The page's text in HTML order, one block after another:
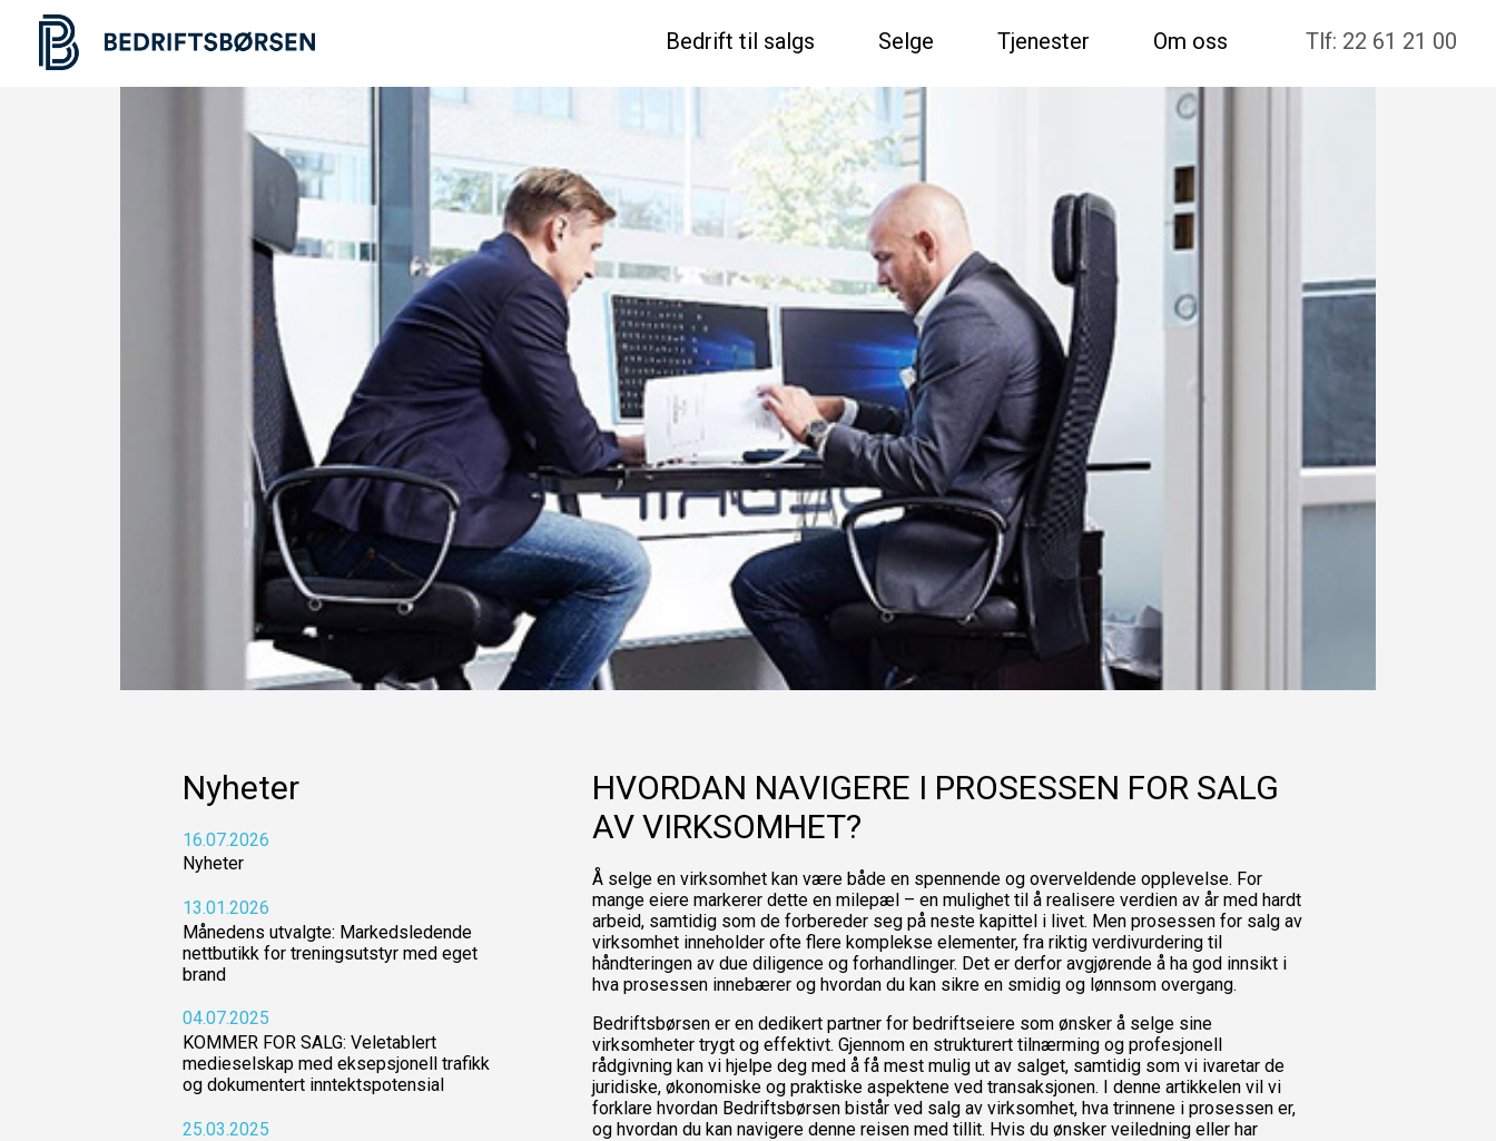
Bedrift til salgs Selge Tjenester Om oss Tlf: 22 61 21 00
Nyheter
16.07.2026
Nyheter
13.01.2026
Månedens utvalgte: Markedsledende
nettbutikk for treningsutstyr med eget
brand
04.07.2025
KOMMER FOR SALG: Veletablert
medieselskap med eksepsjonell trafikk
og dokumentert inntektspotensial
25.03.2025
HVORDAN NAVIGERE I PROSESSEN FOR SALG
AV VIRKSOMHET?
Å selge en virksomhet kan være både en spennende og overveldende opplevelse. For
mange eiere markerer dette en milepæl – en mulighet til å realisere verdien av år med hardt
arbeid, samtidig som de forbereder seg på neste kapittel i livet. Men prosessen for salg av
virksomhet inneholder ofte flere komplekse elementer, fra riktig verdivurdering til
håndteringen av due diligence og forhandlinger. Det er derfor avgjørende å ha god innsikt i
hva prosessen innebærer og hvordan du kan sikre en smidig og lønnsom overgang.
Bedriftsbørsen er en dedikert partner for bedriftseiere som ønsker å selge sine
virksomheter trygt og effektivt. Gjennom en strukturert tilnærming og profesjonell
rådgivning kan vi hjelpe deg med å få mest mulig ut av salget, samtidig som vi ivaretar de
juridiske, økonomiske og praktiske aspektene ved transaksjonen. I denne artikkelen vil vi
forklare hvordan Bedriftsbørsen bistår ved salg av virksomhet, hva trinnene i prosessen er,
og hvordan du kan navigere denne reisen med tillit. Hvis du ønsker veiledning eller har